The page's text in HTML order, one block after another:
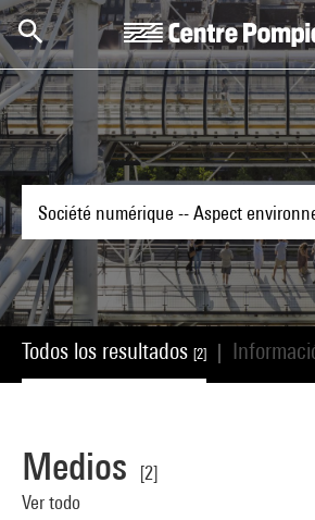
Skip to main content
Centre Pompidou
Todos los resultados [2]
Medios
[2]
Ver todo